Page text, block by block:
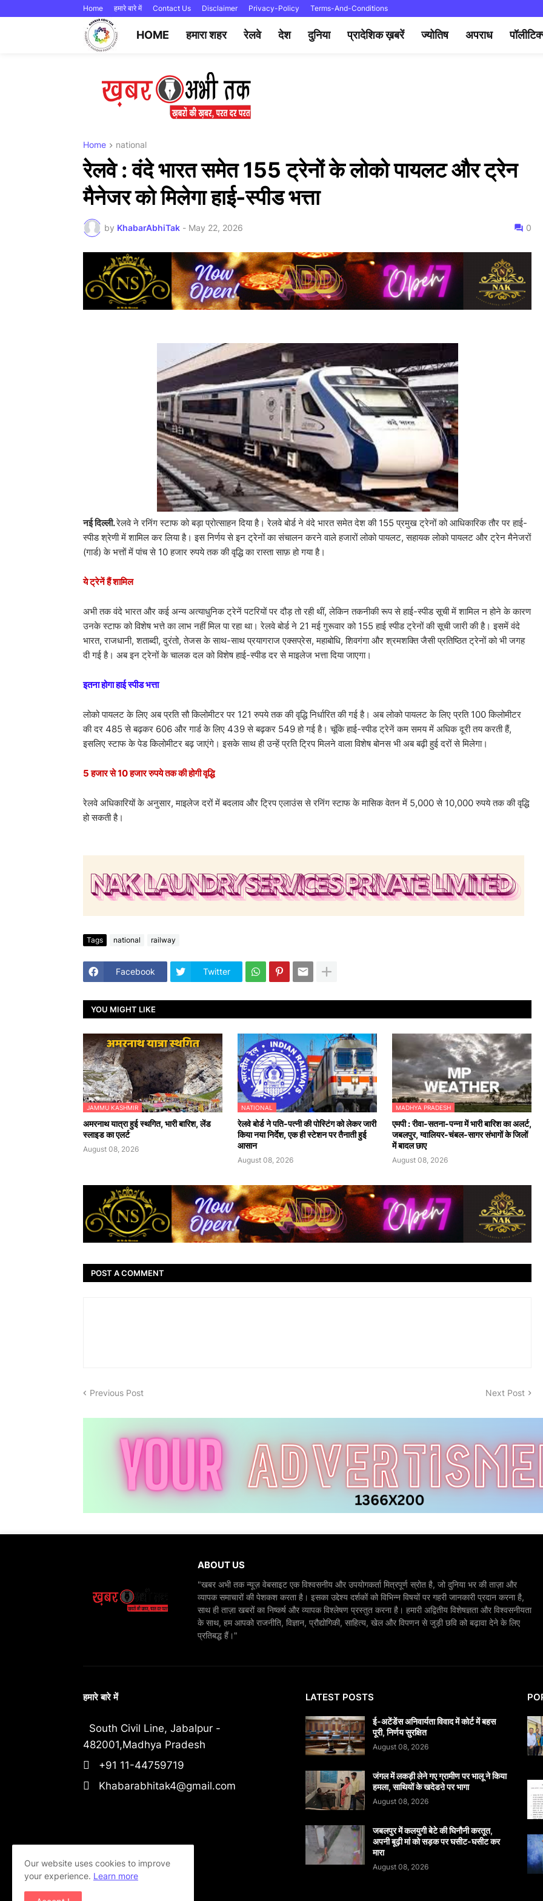
Home हमारे बारे में Contact Us Disclaimer Privacy-Policy Terms-And-Conditions
HOME हमारा शहर रेलवे देश दुनिया प्रादेशिक ख़बरें ज्योतिष अपराध
Home national
रेलवे : वंदे भारत समेत 155 ट्रेनों के लोको पायलट और ट्रेन
मैनेजर को मिलेगा हाई-स्पीड भत्ता
by KhabarAbhiTak - May 22, 2026 0
नई दिल्ली.रेलवे ने रनिंग स्टाफ को बड़ा प्रोत्साहन दिया है। रेलवे बोर्ड ने वंदे भारत समेत देश की 155 प्रमुख ट्रेनों को आधिकारिक तौर पर हाई-
स्पीड श्रेणी में शामिल कर लिया है। इस निर्णय से इन ट्रेनों का संचालन करने वाले हजारों लोको पायलट, सहायक लोको पायलट और ट्रेन मैनेजरों
(गार्ड) के भत्तों में पांच से 10 हजार रुपये तक की वृद्धि का रास्ता साफ़ हो गया है।
ये ट्रेनें हैं शामिल
अभी तक वंदे भारत और कई अन्य अत्याधुनिक ट्रेनें पटरियों पर दौड़ तो रही थीं, लेकिन तकनीकी रूप से हाई-स्पीड सूची में शामिल न होने के कारण
उनके स्टाफ को विशेष भत्ते का लाभ नहीं मिल पा रहा था। रेलवे बोर्ड ने 21 मई गुरूवार को 155 हाई स्पीड ट्रेनों की सूची जारी की है। इसमें वंदे
भारत, राजधानी, शताब्दी, दुरंतो, तेजस के साथ-साथ प्रयागराज एक्सप्रेस, महाबोधि, शिवगंगा और श्रमशक्ति जैसी प्रतिष्ठित ट्रेनों को भी जगह
दी गई है। अब इन ट्रेनों के चालक दल को विशेष हाई-स्पीड दर से माइलेज भत्ता दिया जाएगा।
इतना होगा हाई स्पीड भत्ता
लोको पायलट के लिए अब प्रति सौ किलोमीटर पर 121 रुपये तक की वृद्धि निर्धारित की गई है। अब लोको पायलट के लिए प्रति 100 किलोमीटर
की दर 485 से बढ़कर 606 और गार्ड के लिए 439 से बढ़कर 549 हो गई है। चूंकि हाई-स्पीड ट्रेनें कम समय में अधिक दूरी तय करती हैं,
इसलिए स्टाफ के पेड किलोमीटर बढ़ जाएंगे। इसके साथ ही उन्हें प्रति ट्रिप मिलने वाला विशेष बोनस भी अब बढ़ी हुई दरों से मिलेगा।
5 हजार से 10 हजार रुपये तक की होगी वृद्धि
रेलवे अधिकारियों के अनुसार, माइलेज दरों में बदलाव और ट्रिप एलाउंस से रनिंग स्टाफ के मासिक वेतन में 5,000 से 10,000 रुपये तक की वृद्धि
हो सकती है।
Tags national railway
Facebook Twitter
YOU MIGHT LIKE
JAMMU KASHMIR
अमरनाथ यात्रा हुई स्थगित, भारी बारिश, लेंड
स्लाइड का एलर्ट
August 08, 2026
NATIONAL
रेलवे बोर्ड ने पति-पत्नी की पोस्टिंग को लेकर जारी
किया नया निर्देश, एक ही स्टेशन पर तैनाती हुई
आसान
August 08, 2026
MADHYA PRADESH
एमपी : रीवा-सतना-पन्ना में भारी बारिश का अलर्ट,
जबलपुर, ग्वालियर-चंबल-सागर संभागों के जिलों
में बादल छाए
August 08, 2026
POST A COMMENT
Previous Post Next Post
ABOUT US
"खबर अभी तक न्यूज़ वेबसाइट एक विश्वसनीय और उपयोगकर्ता मित्रपूर्ण स्रोत है, जो दुनिया भर की ताज़ा और
व्यापक समाचारों की पेशकश करता है। इसका उद्देश्य दर्शकों को विभिन्न विषयों पर गहरी जानकारी प्रदान करना है,
साथ ही ताज़ा खबरों का निष्कर्ष और व्यापक विश्लेषण प्रस्तुत करना है। हमारी अद्वितीय विशेषज्ञता और विश्वसनीयता
के साथ, हम आपको राजनीति, विज्ञान, प्रौद्योगिकी, साहित्य, खेल और विपणन से जुड़ी छवि को बढ़ावा देने के लिए
प्रतिबद्ध हैं।"
हमारे बारे में
South Civil Line, Jabalpur -
482001,Madhya Pradesh
+91 11-44759719
Khabarabhitak4@gmail.com
LATEST POSTS
​ई-अटेंडेंस अनिवार्यता विवाद में कोर्ट में बहस
पूरी, निर्णय सुरक्षित
August 08, 2026
जंगल में लकड़ी लेने गए ग्रामीण पर भालू ने किया
हमला, साथियों के खदेडऩे पर भागा
August 08, 2026
जबलपुर में कलयुगी बेटे की घिनौनी करतूत,
अपनी बूढ़ी मां को सड़क पर घसीट-घसीट कर
मारा
August 08, 2026
Our website uses cookies to improve
your experience. Learn more